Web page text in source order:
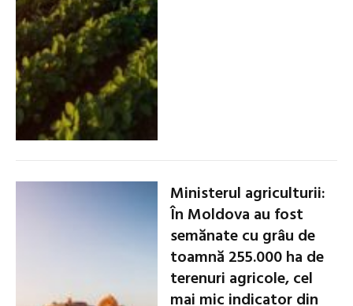
Ministerul agriculturii:
În Moldova au fost
semănate cu grâu de
toamnă 255.000 ha de
terenuri agricole, cel
mai mic indicator din